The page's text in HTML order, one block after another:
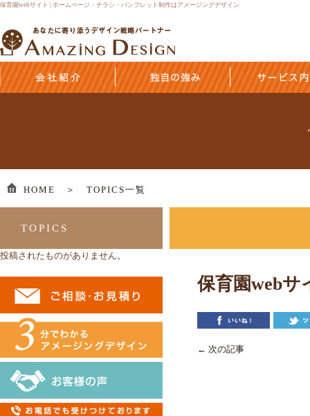
保育園webサイト | ホームページ・チラシ・パンフレット制作はアメージングデザイン
HOME ＞ TOPICS一覧
保育園webサ
← 次の記事
TOPICS
投稿されたものがありません。